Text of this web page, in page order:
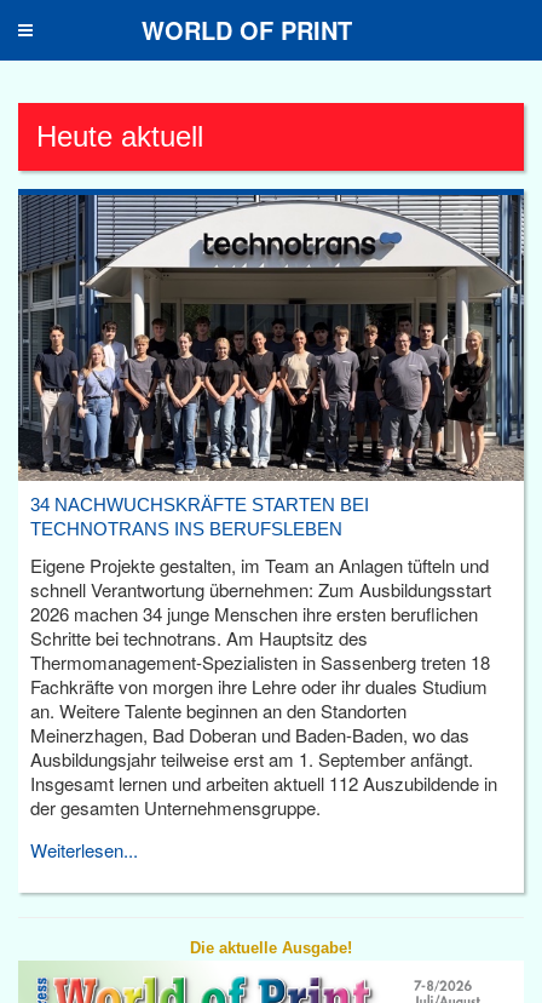
Toggle
WORLD OF PRINT
Heute aktuell
34 NACHWUCHSKRÄFTE STARTEN BEI
TECHNOTRANS INS BERUFSLEBEN
Eigene Projekte gestalten, im Team an Anlagen tüfteln und
schnell Verantwortung übernehmen: Zum Ausbildungsstart
2026 machen 34 junge Menschen ihre ersten beruflichen
Schritte bei technotrans. Am Hauptsitz des
Thermomanagement-Spezialisten in Sassenberg treten 18
Fachkräfte von morgen ihre Lehre oder ihr duales Studium
an. Weitere Talente beginnen an den Standorten
Meinerzhagen, Bad Doberan und Baden-Baden, wo das
Ausbildungsjahr teilweise erst am 1. September anfängt.
Insgesamt lernen und arbeiten aktuell 112 Auszubildende in
der gesamten Unternehmensgruppe.
Weiterlesen...
Die aktuelle Ausgabe!